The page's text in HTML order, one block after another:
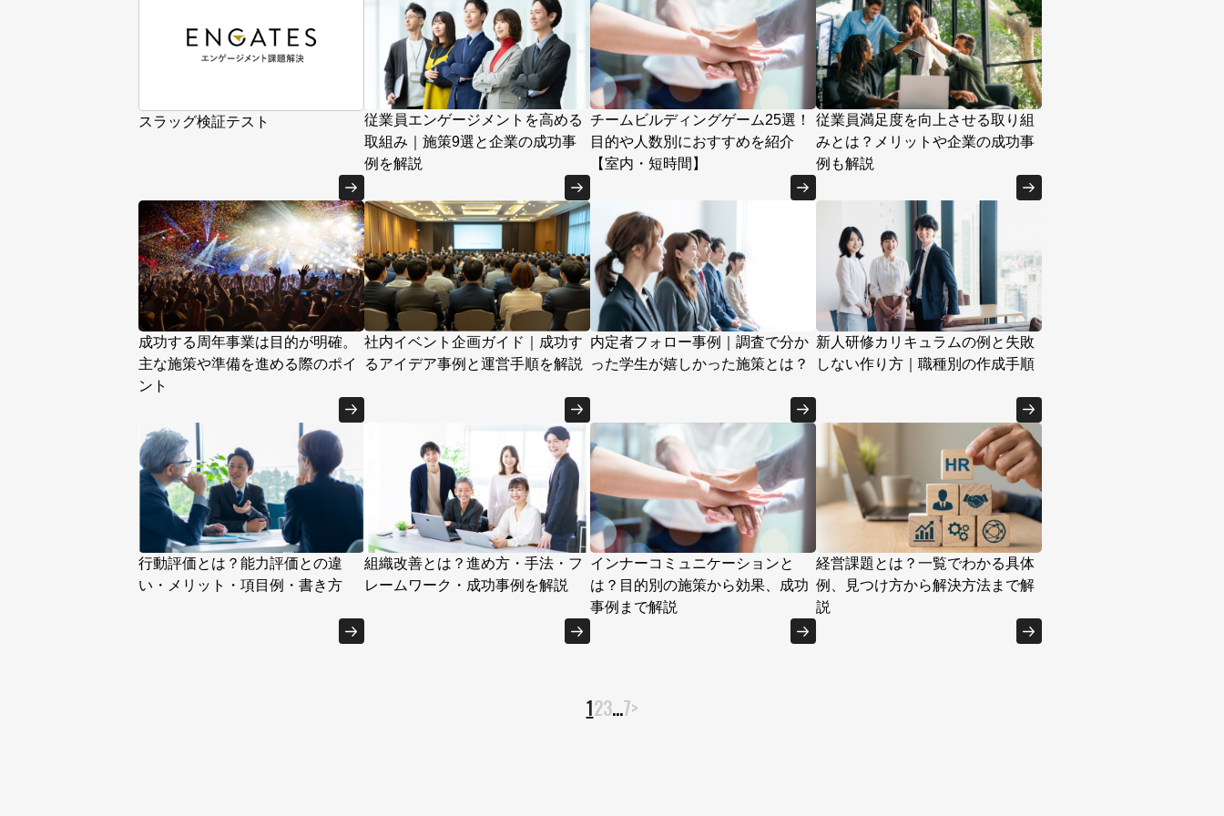
スラッグ検証テスト
従業員エンゲージメントを高める
取組み｜施策9選と企業の成功事
例を解説
チームビルディングゲーム25選！
目的や人数別におすすめを紹介
【室内・短時間】
従業員満足度を向上させる取り組
みとは？メリットや企業の成功事
例も解説
成功する周年事業は目的が明確。
主な施策や準備を進める際のポイ
ント
社内イベント企画ガイド｜成功す
るアイデア事例と運営手順を解説
内定者フォロー事例｜調査で分か
った学生が嬉しかった施策とは？
新人研修カリキュラムの例と失敗
しない作り方｜職種別の作成手順
行動評価とは？能力評価との違
い・メリット・項目例・書き方
組織改善とは？進め方・手法・フ
レームワーク・成功事例を解説
インナーコミュニケーションと
は？目的別の施策から効果、成功
事例まで解説
経営課題とは？一覧でわかる具体
例、見つけ方から解決方法まで解
説
123…7>